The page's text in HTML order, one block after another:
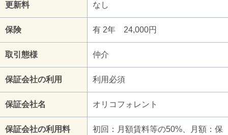
更新料 なし
保険 有 2年 24,000円
取引態様 仲介
保証会社の利用 利用必須
保証会社名 オリコフォレント
保証会社の利用料
初回：月額賃料等の50%、月額：保